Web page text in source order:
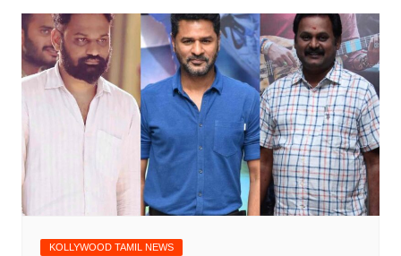
KOLLYWOOD TAMIL NEWS